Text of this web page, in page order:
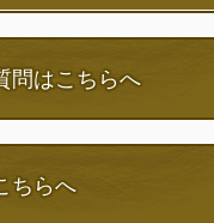
問はこちらへ
ちらへ